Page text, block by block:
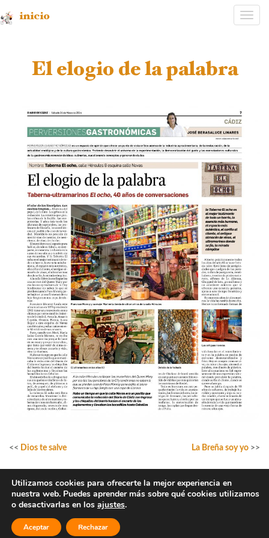
inicio
El elogio de la palabra
<< Dios te salve La Breña soy yo >>
Aviso legal
h k
Utilizamos cookies para ofrecerte la mejor experiencia en
nuestra web. Puedes aprender más sobre qué cookies utilizamos
o desactivarlas en los ajustes.
Aceptar Rechazar